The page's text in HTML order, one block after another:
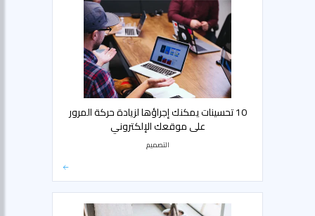
10 تحسينات يمكنك إجراؤها لزيادة حركة المرور
على موقعك الإلكتروني
التصميم